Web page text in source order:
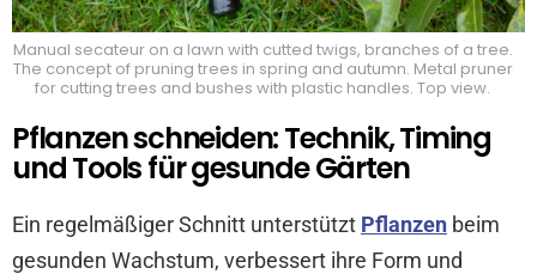
Manual secateur on a lawn with cutted twigs, branches of a tree.
The concept of pruning trees in spring and autumn. Metal pruner
for cutting trees and bushes with plastic handles. Top view.
Pflanzen schneiden: Technik, Timing
und Tools für gesunde Gärten
Ein regelmäßiger Schnitt unterstützt Pflanzen beim
gesunden Wachstum, verbessert ihre Form und